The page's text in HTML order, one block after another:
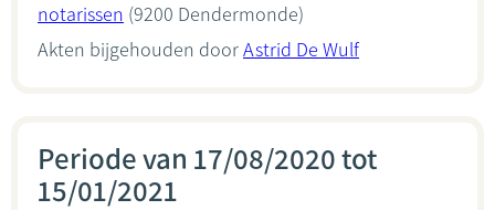
notarissen (9200 Dendermonde)
Akten bijgehouden doorAstrid De Wulf
Periode van 17/08/2020 tot
15/01/2021